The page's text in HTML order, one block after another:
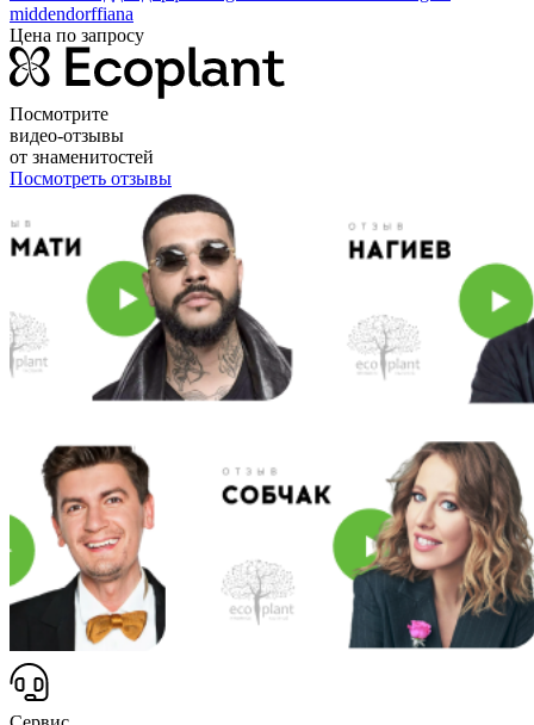
middendorffiana
Цена по запросу
Посмотрите
видео-отзывы
от знаменитостей
Посмотреть отзывы